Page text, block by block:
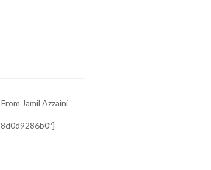
Jamil Azzaini